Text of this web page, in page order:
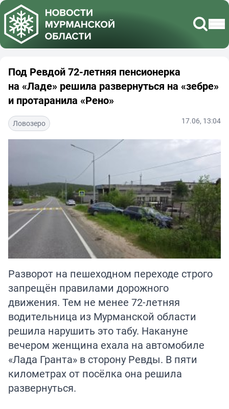
Под Ревдой 72-летняя пенсионерка
на «Ладе» решила развернуться на «зебре»
и протаранила «Рено»
Ловозеро 17.06, 13:04
Разворот на пешеходном переходе строго
запрещён правилами дорожного
движения. Тем не менее 72-летняя
водительница из Мурманской области
решила нарушить это табу. Накануне
вечером женщина ехала на автомобиле
«Лада Гранта» в сторону Ревды. В пяти
километрах от посёлка она решила
развернуться.